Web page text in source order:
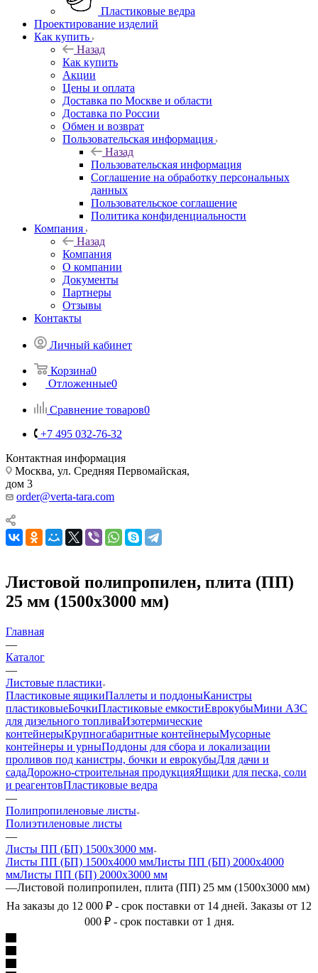
Пластиковые ведра
Проектирование изделий
Как купить
Назад
Как купить
Акции
Цены и оплата
Доставка по Москве и области
Доставка по России
Обмен и возврат
Пользовательская информация
Назад
Пользовательская информация
Соглашение на обработку персональных
данных
Пользовательское соглашение
Политика конфиденциальности
Компания
Назад
Компания
О компании
Документы
Партнеры
Отзывы
Контакты
Личный кабинет
Корзина0
Отложенные0
Сравнение товаров0
+7 495 032-76-32
Контактная информация
Москва, ул. Средняя Первомайская,
дом 3
order@verta-tara.com
Листовой полипропилен, плита (ПП)
25 мм (1500х3000 мм)
Главная
—
Каталог
—
Листовые пластики
Пластиковые ящикиПаллеты и поддоныКанистры
пластиковыеБочкиПластиковые емкостиЕврокубыМини АЗС
для дизельного топливаИзотермические
контейнерыКрупногабаритные контейнерыМусорные
контейнеры и урныПоддоны для сбора и локализации
проливов под канистры, бочки и еврокубыДля дачи и
садаДорожно-строительная продукцияЯщики для песка, соли
и реагентовПластиковые ведра
—
Полипропиленовые листы
Полиэтиленовые листы
—
Листы ПП (БП) 1500х3000 мм
Листы ПП (БП) 1500х4000 ммЛисты ПП (БП) 2000х4000
ммЛисты ПП (БП) 2000х3000 мм
—Листовой полипропилен, плита (ПП) 25 мм (1500х3000 мм)
На заказы до 12 000 ₽ - срок поставки от 14 дней. Заказы от 12
000 ₽ - срок поставки от 1 дня.